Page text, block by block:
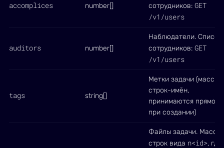
accomplices number[]
сотрудников: GET
/v1/users
auditors number[]
Наблюдатели. Список
сотрудников: GET
/v1/users
tags string[]
Метки задачи (массив
строк-имён,
принимаются прямо
при создании)
Файлы задачи.
строк вида n<id>, где